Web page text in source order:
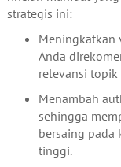
strategis ini:
Meningkatkan
Anda
relevansi
Menambah
sehingga
bersaing
tinggi.